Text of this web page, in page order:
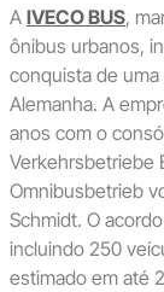
A IVECO BUS,
ônibus urbanos,
conquista de
Alemanha. A
anos com o
Verkehrsbetriebe
Omnibusbetrieb
Schmidt. O
incluindo 250
estimado em até